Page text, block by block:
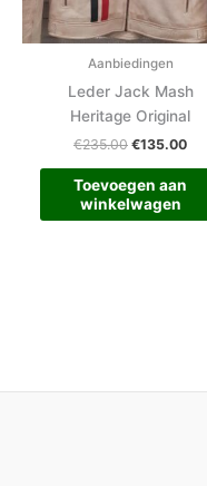
Aanbiedingen
Leder Jack Mash
Heritage Original
€235.00 €135.00
Toevoegen aan
winkelwagen